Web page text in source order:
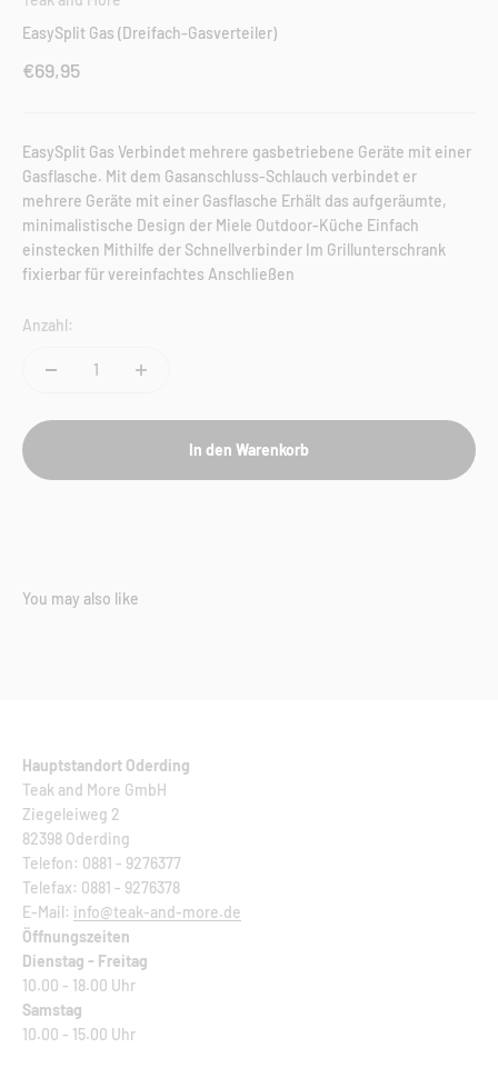
EasySplit Gas (Dreifach-Gasverteiler)
Angebot
€69,95
EasySplit Gas Verbindet mehrere gasbetriebene Geräte mit einer
Gasflasche. Mit dem Gasanschluss-Schlauch verbindet er
mehrere Geräte mit einer Gasflasche Erhält das aufgeräumte,
minimalistische Design der Miele Outdoor-Küche Einfach
einstecken Mithilfe der Schnellverbinder Im Grillunterschrank
fixierbar für vereinfachtes Anschließen
Anzahl:
In den Warenkorb
You may also like
Hauptstandort Oderding
Teak and More GmbH
Ziegeleiweg 2
82398 Oderding
Telefon: 0881 - 9276377
Telefax: 0881 - 9276378
E-Mail: info@teak-and-more.de
Öffnungszeiten
Dienstag - Freitag
10.00 - 18.00 Uhr
Samstag
10.00 - 15.00 Uhr